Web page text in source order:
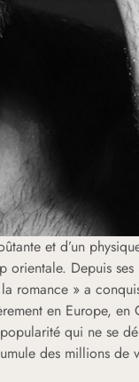
et d’un
orientale. Depuis
romance » a
en Europe,
qui ne se
des millions de